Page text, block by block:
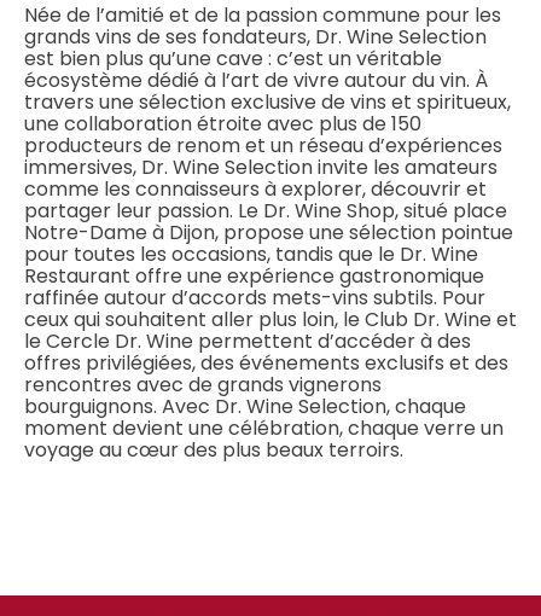
Née de l’amitié et de la passion commune pour les
grands vins de ses fondateurs, Dr. Wine Selection
est bien plus qu’une cave : c’est un véritable
écosystème dédié à l’art de vivre autour du vin. À
travers une sélection exclusive de vins et spiritueux,
une collaboration étroite avec plus de 150
producteurs de renom et un réseau d’expériences
immersives, Dr. Wine Selection invite les amateurs
comme les connaisseurs à explorer, découvrir et
partager leur passion. Le Dr. Wine Shop, situé place
Notre-Dame à Dijon, propose une sélection pointue
pour toutes les occasions, tandis que le Dr. Wine
Restaurant offre une expérience gastronomique
raffinée autour d’accords mets-vins subtils. Pour
ceux qui souhaitent aller plus loin, le Club Dr. Wine et
le Cercle Dr. Wine permettent d’accéder à des
offres privilégiées, des événements exclusifs et des
rencontres avec de grands vignerons
bourguignons. Avec Dr. Wine Selection, chaque
moment devient une célébration, chaque verre un
voyage au cœur des plus beaux terroirs.